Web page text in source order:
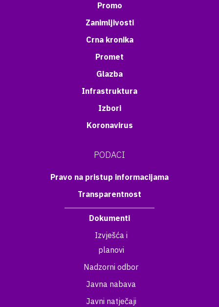
Promo
Zanimljivosti
Crna kronika
Promet
Glazba
Infrastruktura
Izbori
Koronavirus
PODACI
Pravo na pristup informacijama
Transparentnost
Dokumenti
Izvješća i
planovi
Nadzorni odbor
Javna nabava
Javni natječaji